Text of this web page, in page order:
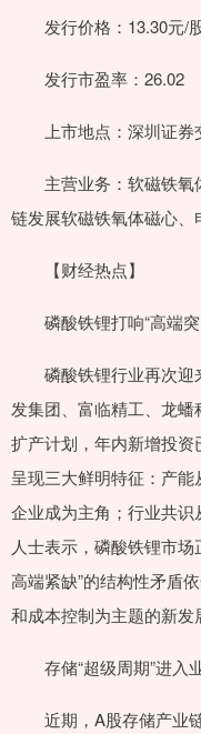
发行价格：13.30元/
发行市盈率：26.02
上市地点：深圳证券
主营业务：软磁铁氧
链发展软磁铁氧体磁心
【财经热点】
磷酸铁锂打响“高端突
磷酸铁锂行业再次迎
发集团、富临精工、龙
扩产计划，年内新增投
呈现三大鲜明特征：产
企业成为主角；行业共
人士表示，磷酸铁锂市场
高端紧缺”的结构性矛盾
和成本控制为主题的新发
存储“超级周期”进入
近期，A股存储产业链